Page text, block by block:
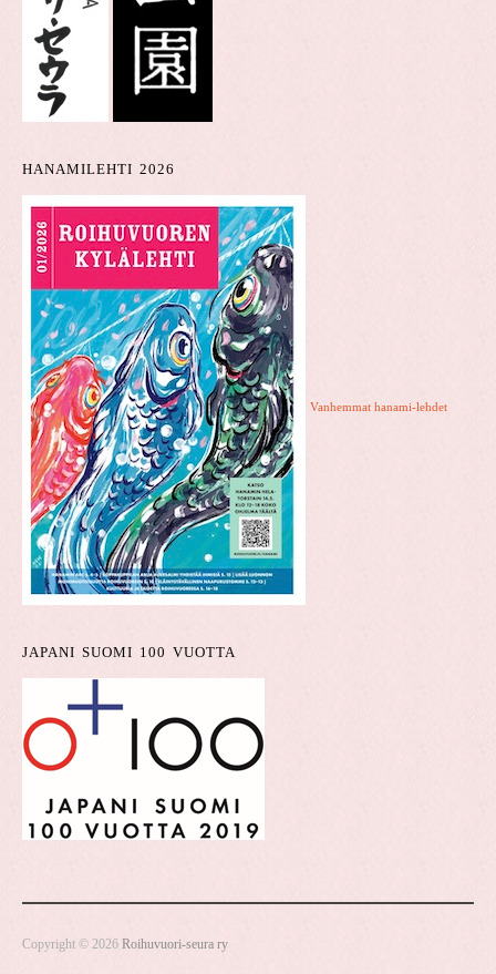
HANAMILEHTI 2026
Vanhemmat hanami-lehdet
JAPANI SUOMI 100 VUOTTA
Copyright © 2026 Roihuvuori-seura ry